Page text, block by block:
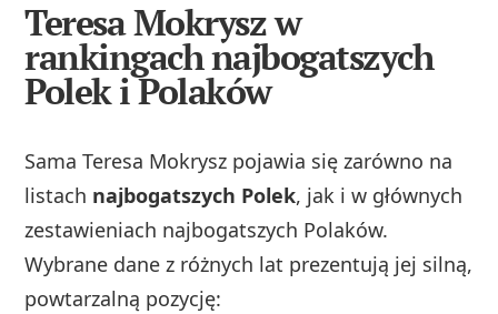
Teresa Mokrysz w
rankingach najbogatszych
Polek i Polaków
Sama Teresa Mokrysz pojawia się zarówno na
listach najbogatszych Polek, jak i w głównych
zestawieniach najbogatszych Polaków.
Wybrane dane z różnych lat prezentują jej silną,
powtarzalną pozycję: